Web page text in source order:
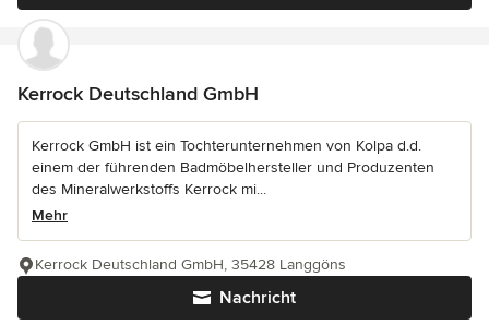
Kerrock Deutschland GmbH
Kerrock GmbH ist ein Tochterunternehmen von Kolpa d.d.
einem der führenden Badmöbelhersteller und Produzenten
des Mineralwerkstoffs Kerrock mi...
Mehr
Nachricht
Kerrock Deutschland GmbH, 35428 Langgöns